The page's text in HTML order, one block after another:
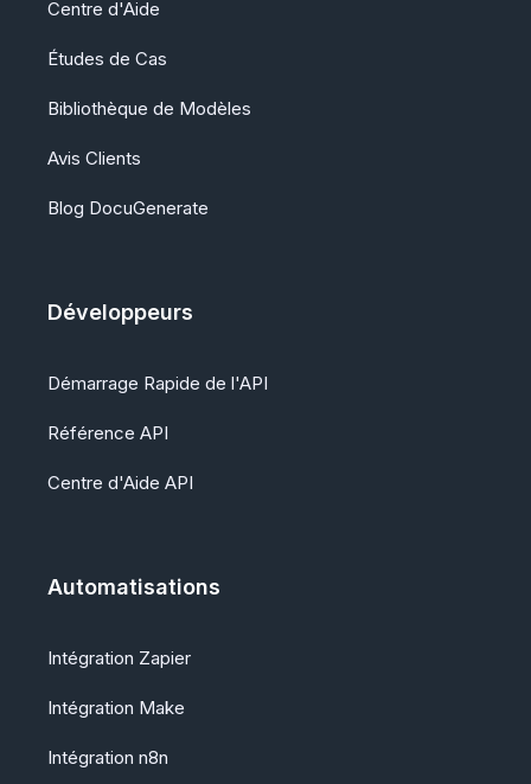
Centre d'Aide
Études de Cas
Bibliothèque de Modèles
Avis Clients
Blog DocuGenerate
Développeurs
Démarrage Rapide de l'API
Référence API
Centre d'Aide API
Automatisations
Intégration Zapier
Intégration Make
Intégration n8n